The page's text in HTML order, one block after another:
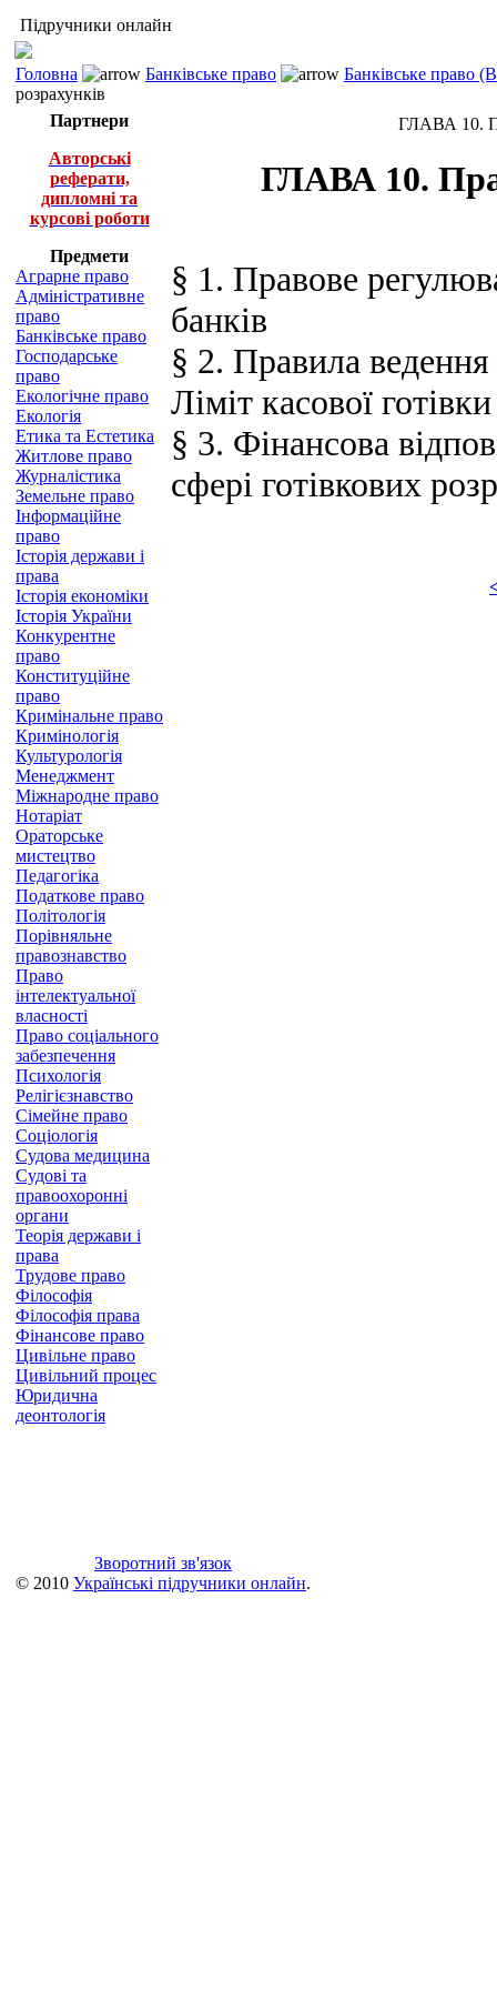
Підручники онлайн
Головна Банківське право
Банківське право
розрахунків
Партнери
Авторські
реферати,
дипломні та
курсові роботи
Предмети
Аграрне право
Адміністративне
право
Банківське право
Господарське
право
Екологічне право
Екологія
Етика та Естетика
Житлове право
Журналістика
Земельне право
Інформаційне
право
Історія держави і
права
Історія економіки
Історія України
Конкурентне
право
Конституційне
право
Кримінальне право
Кримінологія
Культурологія
Менеджмент
Міжнародне право
Нотаріат
Ораторське
мистецтво
Педагогіка
Податкове право
Політологія
Порівняльне
правознавство
Право
інтелектуальної
власності
Право соціального
забезпечення
Психологія
Релігієзнавство
Сімейне право
Соціологія
Судова медицина
Судові та
правоохоронні
органи
Теорія держави і
права
Трудове право
Філософія
Філософія права
Фінансове право
Цивільне право
Цивільний процес
Юридична
деонтологія
ГЛАВА 10.
ГЛАВА 10.
§ 1. Правове
банків
§ 2. Правила ведення
Ліміт касової готівки
§ 3. Фінансова
сфері готівкових
Зворотний зв'язок
© 2010 Українські підручники онлайн.